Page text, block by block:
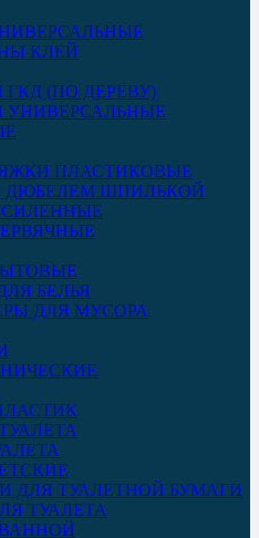
КЛЕЙ
(ПО ДЕРЕВУ)
УНИВЕРСАЛЬНЫЕ
ПЛАСТИКОВЫЕ
ДЮБЕЛЕМ ШПИЛЬКОЙ
БЕЛЬЯ
ДЛЯ МУСОРА
ДЛЯ ТУАЛЕТНОЙ БУМАГИ
ТУАЛЕТА